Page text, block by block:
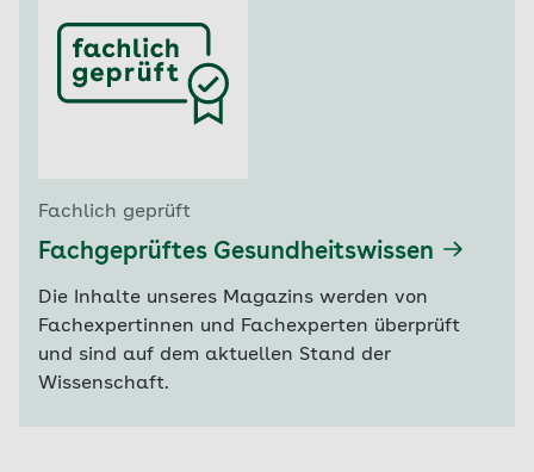
Fachlich geprüft
Fachgeprüftes Gesundheitswissen
Die Inhalte unseres Magazins werden von
Fachexpertinnen und Fachexperten überprüft
und sind auf dem aktuellen Stand der
Wissenschaft.